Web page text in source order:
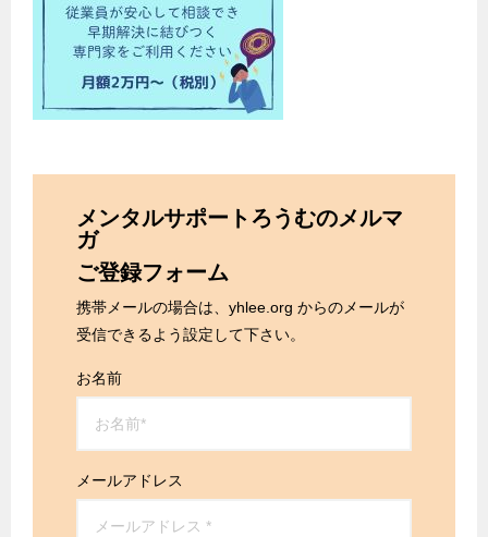
メンタルサポートろうむのメルマ
ガ
ご登録フォーム
携帯メールの場合は、yhlee.org からのメールが
受信できるよう設定して下さい。
お名前
メールアドレス